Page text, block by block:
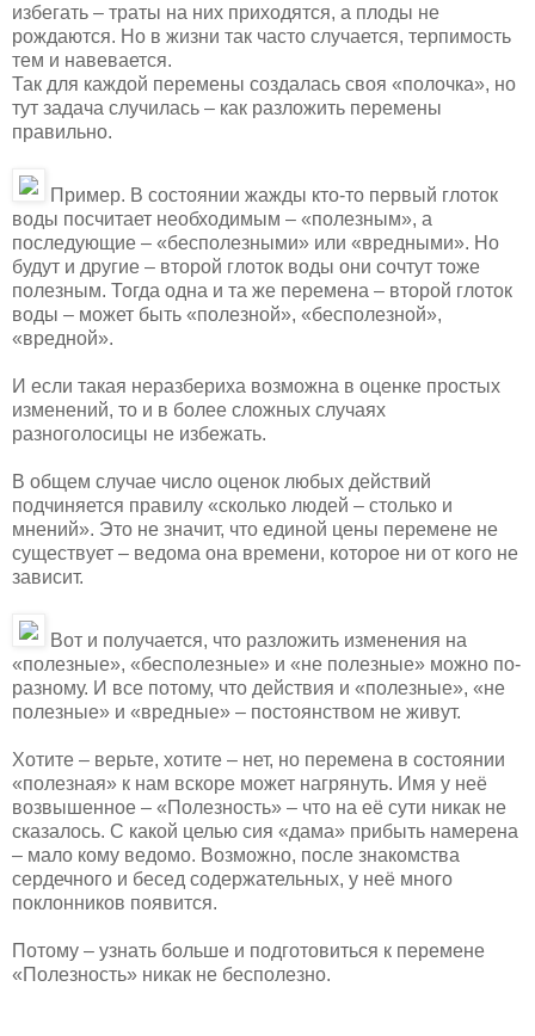
избегать – траты на них приходятся, а плоды не
рождаются. Но в жизни так часто случается, терпимость
тем и навевается.
Так для каждой перемены создалась своя «полочка», но
тут задача случилась – как разложить перемены
правильно.
Пример. В состоянии жажды кто-то первый глоток
воды посчитает необходимым – «полезным», а
последующие – «бесполезными» или «вредными». Но
будут и другие – второй глоток воды они сочтут тоже
полезным. Тогда одна и та же перемена – второй глоток
воды – может быть «полезной», «бесполезной»,
«вредной».
И если такая неразбериха возможна в оценке простых
изменений, то и в более сложных случаях
разноголосицы не избежать.
В общем случае число оценок любых действий
подчиняется правилу «сколько людей – столько и
мнений». Это не значит, что единой цены перемене не
существует – ведома она времени, которое ни от кого не
зависит.
Вот и получается, что разложить изменения на
«полезные», «бесполезные» и «не полезные» можно по-
разному. И все потому, что действия и «полезные», «не
полезные» и «вредные» – постоянством не живут.
Хотите – верьте, хотите – нет, но перемена в состоянии
«полезная» к нам вскоре может нагрянуть. Имя у неё
возвышенное – «Полезность» – что на её сути никак не
сказалось. С какой целью сия «дама» прибыть намерена
– мало кому ведомо. Возможно, после знакомства
сердечного и бесед содержательных, у неё много
поклонников появится.
Потому – узнать больше и подготовиться к перемене
«Полезность» никак не бесполезно.